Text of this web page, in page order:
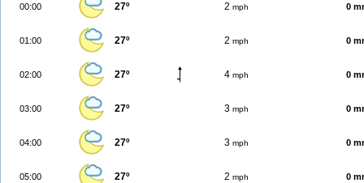
00:00 27º 2 mph 0
01:00 27º 2 mph 0
02:00 27º 4 mph 0
03:00 27º 3 mph 0
04:00 27º 3 mph 0
05:00 27º 2 mph 0